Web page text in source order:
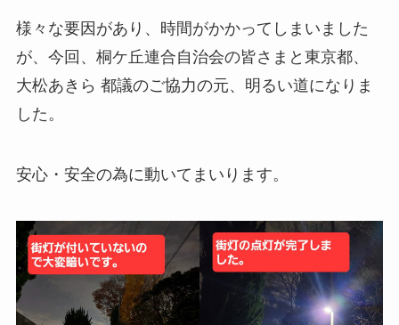
様々な要因があり、時間がかかってしまいました
が、今回、桐ケ丘連合自治会の皆さまと東京都、
大松あきら 都議のご協力の元、明るい道になりま
した。
安心・安全の為に動いてまいります。